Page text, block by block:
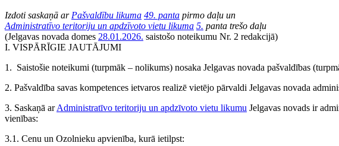
Izdoti saskaņā ar Pašvaldību likuma 49. panta pirmo daļu un
Administratīvo teritoriju un apdzīvoto vietu likuma 5. panta trešo daļu
(Jelgavas novada domes 28.01.2026. saistošo noteikumu Nr. 2 redakcijā)
I. VISPĀRĪGIE JAUTĀJUMI
1. Saistošie noteikumi (turpmāk – nolikums) nosaka Jelgavas novada pašvaldības
2. Pašvaldība savas kompetences ietvaros realizē vietējo pārvaldi Jelgavas novada
3. Saskaņā arAdministratīvo teritoriju un apdzīvoto vietu likumu Jelgavas novads ir
vienības:
3.1. Cenu un Ozolnieku apvienība, kurā ietilpst: